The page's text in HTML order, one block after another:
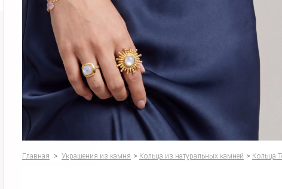
Главная > Украшения из камня > Кольца из натуральных камней > Кольца